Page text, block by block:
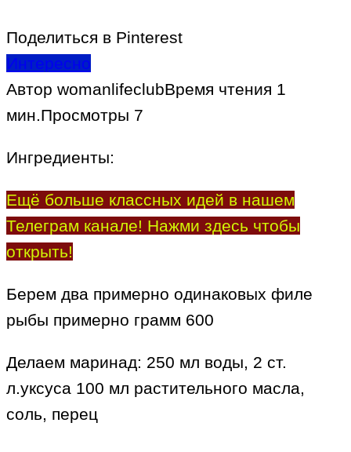
Поделиться в Pinterest
Интересно
Автор womanlifeclubВремя чтения 1
мин.Просмотры 7
Ингредиенты:
Ещё больше классных идей в нашем
Телеграм канале! Нажми здесь чтобы
открыть!
Берем два примерно одинаковых филе
рыбы примерно грамм 600
Делаем маринад: 250 мл воды, 2 ст.
л.уксуса 100 мл растительного масла,
соль, перец